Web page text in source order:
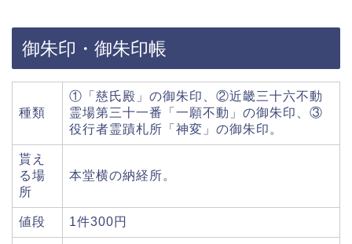
御朱印・御朱印帳
種類
①「慈氏殿」の御朱印、②近畿三十六不動
霊場第三十一番「一願不動」の御朱印、③
役行者霊蹟札所「神変」の御朱印。
貰え
る場
所
本堂横の納経所。
値段 1件300円